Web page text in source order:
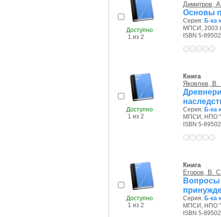
Доступно
1 из 2
Димитров,
Основы
Серия: Б-ка
МПСИ, 2003
ISBN 5-
Доступно
1 из 2
Книга
Яковлев, В.
Серия: Б-ка
МПСИ, НПО
ISBN 5-
Доступно
1 из 2
Книга
Егоров, В.
Вопросы
Серия: Б-ка
МПСИ, НПО
ISBN 5-